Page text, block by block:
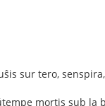
sur tero,
mortis sub la